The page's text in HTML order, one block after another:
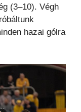
(3–10). Végh
hazai gólra